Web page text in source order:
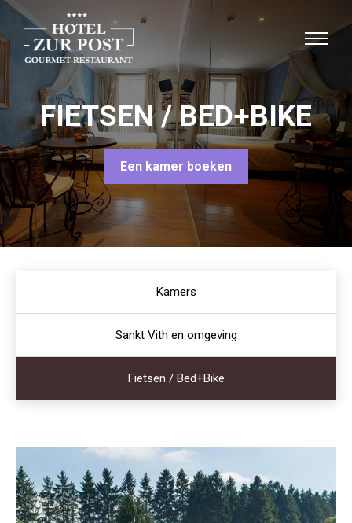
FIETSEN / BED+BIKE
Een kamer boeken
Kamers
Sankt Vith en omgeving
Fietsen / Bed+Bike